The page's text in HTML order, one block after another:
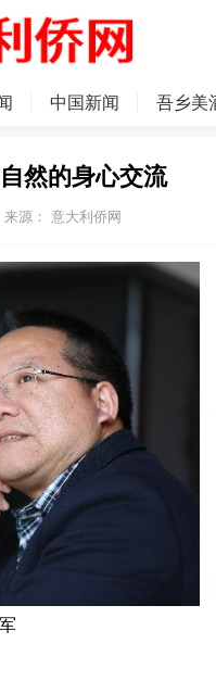
中国新闻 吾乡美
然的身心交流
来源： 意大利侨网